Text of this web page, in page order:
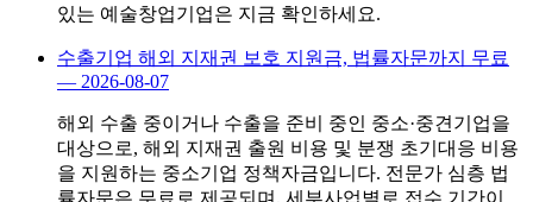
있는 예술창업기업은 지금 확인하세요.
수출기업 해외 지재권 보호 지원금, 법률자문까지 무료
— 2026-08-07
해외 수출 중이거나 수출을 준비 중인 중소·중견기업을
대상으로, 해외 지재권 출원 비용 및 분쟁 초기대응 비용
을 지원하는 중소기업 정책자금입니다. 전문가 심층 법
률자문은 무료로 제공되며, 세부사업별로 접수 기간이